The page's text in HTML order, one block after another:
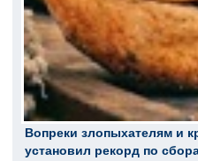
Вопреки злопыхателям и
установил рекорд по